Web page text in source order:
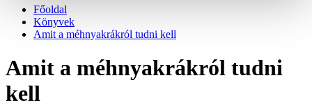
Főoldal
Könyvek
Amit a méhnyakrákról tudni kell
Amit a méhnyakrákról tudni
kell